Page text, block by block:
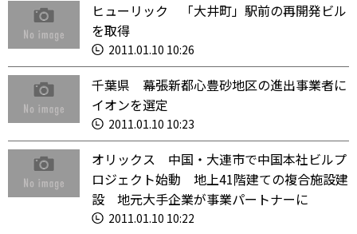
ヒューリック 「大井町」駅前の再開発ビル
を取得
2011.01.10 10:26
千葉県 幕張新都心豊砂地区の進出事業者に
イオンを選定
2011.01.10 10:23
オリックス 中国・大連市で中国本社ビルプ
ロジェクト始動 地上41階建ての複合施設建
設 地元大手企業が事業パートナーに
2011.01.10 10:22